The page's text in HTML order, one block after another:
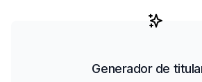
Generador de